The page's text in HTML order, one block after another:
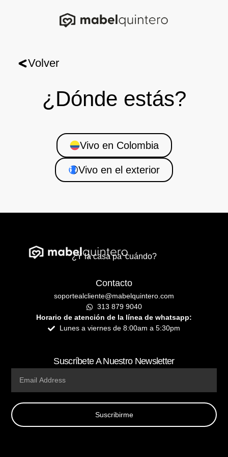
Volver
¿Dónde estás?
Vivo en Colombia
Vivo en el exterior
¿Y la casa pa’ cuándo?
Contacto
soportealcliente@mabelquintero.com
313 879 9040
Horario de atención de la línea de whatsapp:
Lunes a viernes de 8:00am a 5:30pm
Suscríbete A Nuestro Newsletter
Suscribirme